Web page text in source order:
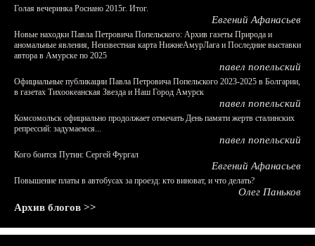
Голая вечеринка Роснано 2015г. Итог.
Евгений Афанасьев
Новые находки Павла Петровича Попельского: Архив газеты Природа и
аномальные явления, Неизвестная карта НижнеАмурЛага и Последние выставки
автора в Амурске по 2025
павел попельский
Официальные публикации Павла Петровича Попельского 2023-2025 в Болгарии,
в газетах Тихоокеанская Звезда и Наш Город Амурск
павел попельский
Комсомольск официально продолжает отмечать День памяти жертв сталинских
репрессий: задумаемся...
павел попельский
Кого боится Путин: Сергей Фургал
Евгений Афанасьев
Повышение платы в автобусах за проезд: кто виноват, и что делать?
Олег Паньков
Архив блогов >>